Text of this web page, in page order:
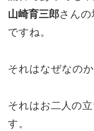
山崎育三郎さんの
ですね。
それはなぜなのか
それはお二人の
す。